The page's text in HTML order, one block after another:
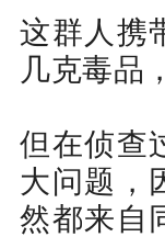
这群人携
几克毒品
但在侦查
大问题，
然都来自